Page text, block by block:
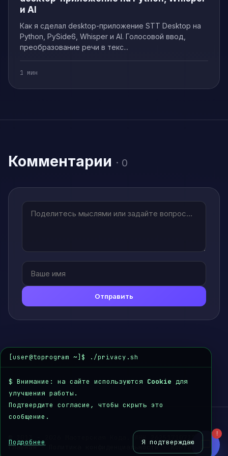
и AI
Как я сделал desktop-приложение STT Desktop на
Python, PySide6, Whisper и AI. Голосовой ввод,
преобразование речи в текс...
1 мин
Комментарии · 0
Отправить
© 2013 - 2026 Мастерская Кода. ИНН 262517107220
Главная· Политика конфиденциальности·Контакты
[user@toprogram ~]$ ./privacy.sh
$ Внимание: на сайте используются Cookie для
улучшения работы.
Подтвердите согласие, чтобы скрыть это
сообщение.
Подробнее Я подтверждаю
Выберите удобный способ связи
Чат с AI
Написать письмо
!